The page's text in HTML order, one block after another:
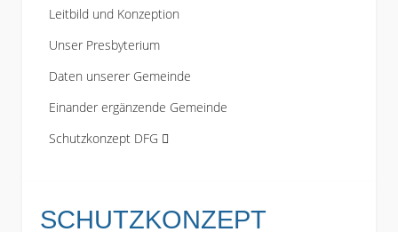
Leitbild und Konzeption
Unser Presbyterium
Daten unserer Gemeinde
Einander ergänzende Gemeinde
Schutzkonzept DFG
SCHUTZKONZEPT